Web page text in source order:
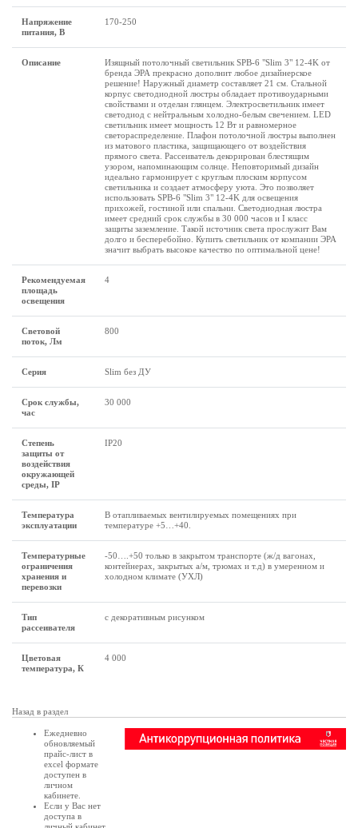
Напряжение
питания, В
170-250
Описание
Изящный потолочный светильник SPB-6 "Slim 3" 12-4K от
бренда ЭРА прекрасно дополнит любое дизайнерское
решение! Наружный диаметр составляет 21 см. Стальной
корпус светодиодной люстры обладает противоударными
свойствами и отделан глянцем. Электросветильник имеет
светодиод с нейтральным холодно-белым свечением. LED
светильник имеет мощность 12 Вт и равномерное
светораспределение. Плафон потолочной люстры выполнен
из матового пластика, защищающего от воздействия
прямого света. Рассеиватель декорирован блестящим
узором, напоминающим солнце. Неповторимый дизайн
идеально гармонирует с круглым плоским корпусом
светильника и создает атмосферу уюта. Это позволяет
использовать SPB-6 "Slim 3" 12-4K для освещения
прихожей, гостиной или спальни. Светодиодная люстра
имеет средний срок службы в 30 000 часов и I класс
защиты заземление. Такой источник света прослужит Вам
долго и бесперебойно. Купить светильник от компании ЭРА
значит выбрать высокое качество по оптимальной цене!
Рекомендуемая
площадь
освещения
4
Световой
поток, Лм
800
Серия Slim без ДУ
Срок службы,
час
30 000
Степень
защиты от
воздействия
окружающей
среды, IP
IP20
Температура
эксплуатации
В отапливаемых вентилируемых помещениях при
температуре +5…+40.
Температурные
ограничения
хранения и
перевозки
-50….+50 только в закрытом транспорте (ж/д вагонах,
контейнерах, закрытых а/м, трюмах и т.д) в умеренном и
холодном климате (УХЛ)
Тип
рассеивателя
с декоративным рисунком
Цветовая
температура, К
4 000
Назад в раздел
Ежедневно
обновляемый
прайс-лист в
excel формате
доступен в
личном
кабинете
Если у Вас нет
доступа в